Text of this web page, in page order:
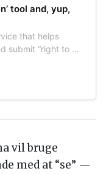
tool and, yup,
that helps
submit “right to be
vil bruge
med at “se” —